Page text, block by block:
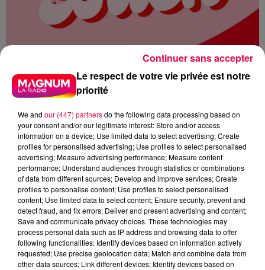
MAGNUM LA RADIO
MAGNUM DRIVE
FLASHBACK
1974
CASIMIR
RUBIKS CUBE
ABBA EUROVISION
NATHAN SLAMA
FLASHBACK sur l'année 1974
Le respect de votre vie privée est notre
priorité
We and our (447) partnersdo the following data processing based on
your consent and/or our legitimate interest: Store and/or access
information on a device; Use limited data to select advertising; Create
profiles for personalised advertising; Use profiles to select personalised
advertising; Measure advertising performance; Measure content
performance; Understand audiences through statistics or combinations
of data from different sources; Develop and improve services; Create
profiles to personalise content; Use profiles to select personalised
content; Use limited data to select content; Ensure security, prevent and
detect fraud, and fix errors; Deliver and present advertising and content;
Save and communicate privacy choices. These technologies may
process personal data such as IP address and browsing data to offer
following functionalities: Identify devices based on information actively
requested; Use precise geolocation data; Match and combine data from
other data sources; Link different devices; Identify devices based on
Continuer sans accepter